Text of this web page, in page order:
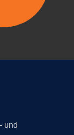
und